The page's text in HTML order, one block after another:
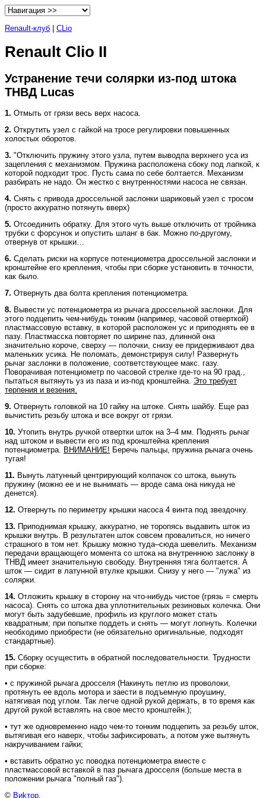
Renault-клуб CLio
Renault Clio II
Устранение течи солярки из-под штока
ТНВД Lucas
1. Отмыть от грязи весь верх насоса.
2. Открутить узел с гайкой на тросе регулировки повышенных
холостых оборотов.
3. "Отключить пружину этого узла, путем выводпа верхнего уса из
зацепления с механизмом. Пружина расположена сбоку под лапкой, к
которой подходит трос. Пусть сама по себе болтается. Механизм
разбирать не надо. Он жестко с внутренностями насоса не связан.
4. Снять с привода дроссельной заслонки шариковый узел с тросом
(просто аккуратно потянуть вверх)
5. Отсоединить обратку. Для этого чуть выше отключить от тройника
трубки с форсунок и опустить шланг в бак. Можно по-другому,
отвернув от крышки…
6. Сделать риски на корпусе потенциометра дроссельной заслонки и
кронштейне его крепления, чтобы при сборке установить в точности,
как было.
7. Отвернуть два болта крепления потенциометра.
8. Вывести ус потенциометра из рычага дроссельной заслонки. Для
этого подцепить чем-нибудь тонким (например, часовой отверткой)
пластмассовую вставку, в которой расположен ус и приподнять ее в
пазу. Пластмасска повторяет по ширине паз, длинной она
значительно короче, сверху — полочки, снизу ее придерживают два
маленьких усика. Не поломать, демонстрируя силу! Развернуть
рычаг заслонки в положение, соответствующее макс. газу.
Поворачивая потенциометр по часовой стрелке где-то на 90 град.,
пытаться вытянуть уз из паза и из-под кронштейна. Это требует
терпения и везения.
9. Отвернуть головкой на 10 гайку на штоке. Снять шайбу. Еще раз
вычистить резьбу штока и все вокруг от грязи.
10. Утопить внутрь ручкой отвертки шток на 3–4 мм. Поднять рычаг
над штоком и вывести его из под кронштейна крепления
потенциометра.
ВНИМАНИЕ! Беречь пальцы, пружина рычага очень
тугая!
11. Вынуть латунный центрирующий колпачок со штока, вынуть
пружину (можно ее и не вынимать — вроде сама она никуда не
денется).
12. Отвернуть по периметру крышки насоса 4 винта под звездочку.
13. Приподнимая крышку, аккуратно, не торопясь выдавить шток из
крышки внутрь. В результатен шток совсем провалиться, но ничего
страшного в том нет. Крышку можно туда–сюда шевелить. Механизм
передачи вращающего момента со штока на внутреннюю заслонку в
ТНВД имеет значительную свободу. Внутренняя тяга болтается. А
шток — сидит в латунной втулке крышки. Снизу у него — "лужа" из
солярки.
14. Отложить крышку в сторону на что-нибудь чистое (грязь = смерть
насоса). Снять со штока два уплотнительных резиновых колечка. Они
могут быть задубевшие, профиль из круглого может стать
квадратным; при попытке поддеть и снять — могут лопнуть. Колечки
необходимо приобрести (не обязательно оригинальные, подходят
стандартные).
15. Сборку осущестить в обратной последовательности. Трудности
при сборке:
• с пружиной рычага дросселя (Накинуть петлю из проволоки,
протянуть ее вдоль мотора и заести в подъемную проушину,
натягивая под углом. Так легче одной рукой держать, в то время как
другой рукой вставлять на свое место кронштейн.);
• тут же одновременно надо чем-то тонким подцепить за резьбу шток,
вытягивая его наверх, чтобы зафиксировать, а потом уже вытянуть
накручиванием гайки;
• вставить обратно ус поводка потенциометра вместе с
пластмассовой вставкой в паз рычага дросселя (больше места в
положении рычага "полный газ").
© Bиkтоp